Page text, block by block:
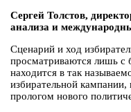
Сергей Толстов,
анализа и
Сценарий и ход
просматриваются лишь с
находится в так
избирательной кампании,
прологом нового